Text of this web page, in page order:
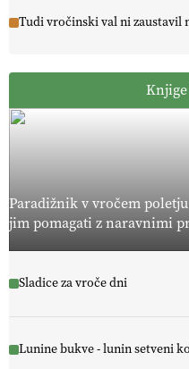
Tudi vročinski val ni zaustavil
Paradižnik v vročem
jim pomagati z naravnimi
Sladice za vroče dni
Lunine bukve - lunin setveni